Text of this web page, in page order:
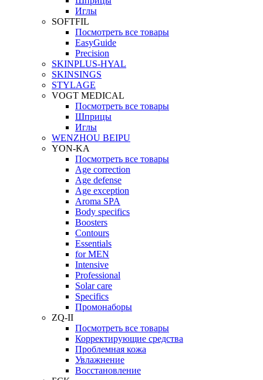
Иглы
SOFTFIL
Посмотреть все товары
EasyGuide
Precision
SKINPLUS-HYAL
SKINSINGS
STYLAGE
VOGT MEDICAL
Посмотреть все товары
Шприцы
Иглы
WENZHOU BEIPU
YON-KA
Посмотреть все товары
Age correction
Age defense
Age exception
Aroma SPA
Body specifics
Boosters
Contours
Essentials
for MEN
Intensive
Professional
Solar care
Specifics
Промонаборы
ZQ-II
Посмотреть все товары
Корректирующие средства
Проблемная кожа
Увлажнение
Восстановление